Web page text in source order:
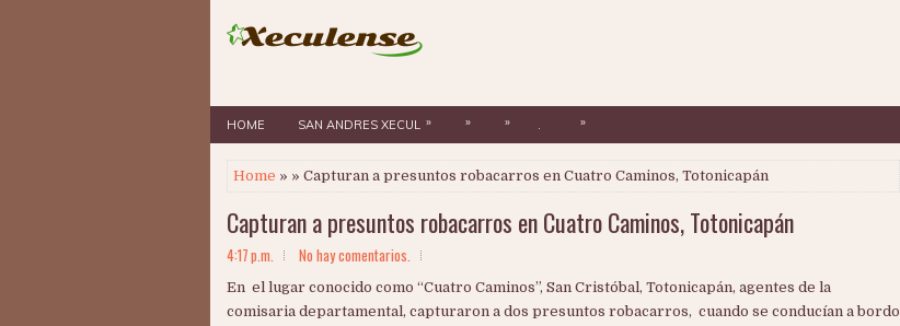
HOME SAN ANDRES XECUL » » » . »
Home » » Capturan a presuntos robacarros en Cuatro Caminos, Totonicapán
Capturan a presuntos robacarros en Cuatro Caminos, Totonicapán
4:17 p.m. No hay comentarios.
En el lugar conocido como “Cuatro Caminos”, San Cristóbal, Totonicapán, agentes de la
comisaria departamental, capturaron a dos presuntos robacarros, cuando se conducían a bordo